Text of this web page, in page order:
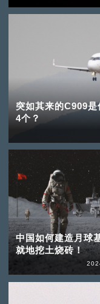
突如其来的C909
4个？
中国如何建造月球
就地挖土烧砖！